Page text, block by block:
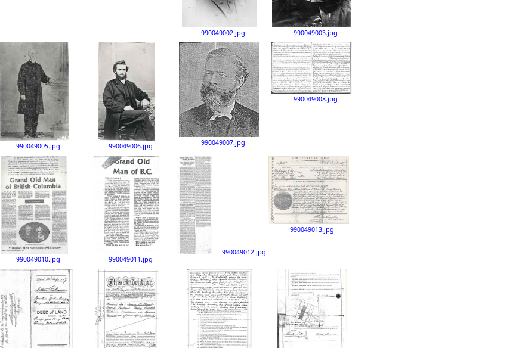
990049002.jpg 990049003.jpg
990049005.jpg 990049006.jpg 990049007.jpg
990049008.jpg
990049010.jpg 990049011.jpg
990049012.jpg
990049013.jpg